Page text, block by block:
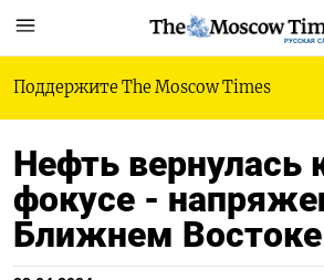
РУССКАЯ
Поддержите The Moscow Times
Нефть вернулась
фокусе -
Ближнем Востоке